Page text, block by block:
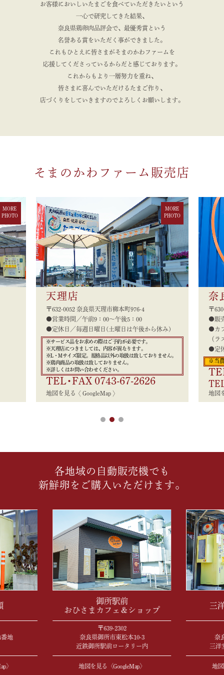
お気軽にお問い合わせください。
香芝本店：9：00〜17：00 (毎週木曜定休日)
TEL：0745-77-7318
奈良農場：10：00〜14：00 (年中無休)
TEL：090-1903-4158
2024年11月26日
○かつお節○天かす○漬物(日替わり)
※期間は延長することも検討中です。
また、冬休みお子様企画も開催いたします!!
①12月21日(土)～2025年2月末日までの期間中は、
たまごかけご飯食べ放題が小学生以下は無料❕❕❕
※通常は税込500円です。
②ビッグたまごの重さ当てクイズも開催！景品ありま
す！
○ピッタリ賞はカットシフォンケーキ🍰
○ニアピン賞はかわいいひよこグッズ🐤
お客様のご来店をお待ちしております。
2024年11月15日
奈良農場の12月分のご予約についてお知らせです🐓🌈
いつもそまのかわファームをご愛顧いただきまして誠
に有難うございます。
2024年度の農場でのご予約枠につきましては、
予定数量に達しましたので、11月24日(日)をもちまし
て終了とさせて頂きました。
尚、12月に入りましたら
「ご予約分以外の商品は店頭で通常通り販売」させて
※通常販売は行いますが、従来より数量に限りがあり
12月中はお電話でのお取り置きは出来かねます。
在庫の確認等は可能ですが、確保はできませんので予
めご了承ください。
2024年11月13日
いつもありがとうございます。
そまのかわファーム農場より、先日開催させていただ
きました
【たまごと音楽のフェスティバル 2024】
についてのご報告です❕❕
３日間、沢山のご来場を頂きまして
誠にありがとうございました。
今年は敷地の増設を行ったり
キッチンカー🚙✨にも来て頂きました！
音楽に合わせて踊って！食べて！くじ引きもして！
と盛り沢山でした🐓🥚♪
また、11月9日(土)に開催させて頂きました、
第２回ゆでたまご早食い大会も大盛り上がりでした👏
お客様においしいたまごを食べていただきたいという
一心で研究してきた結果、
奈良県鶏卵肉品評会で、最優秀賞という
名誉ある賞をいただく事ができました。
これもひとえに皆さまがそまのかわファームを
応援してくださっているからだと感じております。
これからもより一層努力を重ね、
皆さまに喜んでいただけるたまご作り、
店づくりをしていきますのでよろしくお願いします。
そまのかわファーム販売店
MORE
PHOTO
MORE
PHOTO
天理店
〒632-0052 奈良県天理市柳本町976-4
●営業時間／午前9：00～午後5：00
●定休日／毎週日曜日(土曜日は午後から休み)
※サービス品をお求めの際はご予約が必要です。
※天理店につきましては、内容が異なります。
※L・Mサイズ限定。規格品以外の取扱は致しておりません。
※鶏肉商品の取扱は致しておりません。
※詳しくはお問い合わせください。
TEL・FAX 0743-67-2626
地図を見る GoogleMap
奈
〒
●販
●カ
（ラ
●定
※当
地図
各地域の自動販売機でも
新鮮卵をご購入いただけます。
番地
〉
御所駅前
おひさまカフェ＆ショップ
〒639-2302
奈良県御所市東松本10-3
近鉄御所駅前ロータリー内
地図を見る〈GoogleMap〉
三
奈
三洋
地